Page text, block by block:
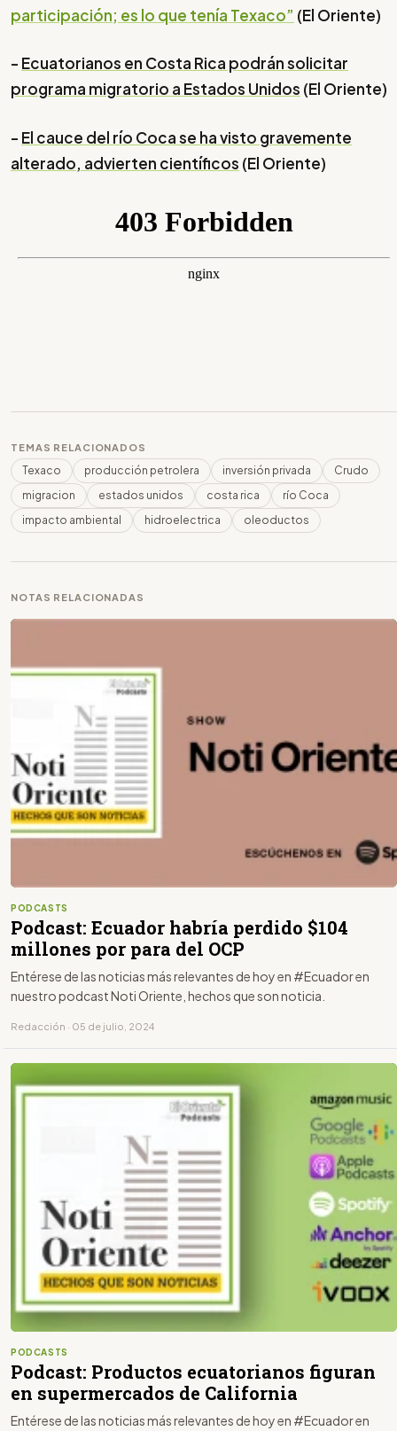
participación; es lo que tenía Texaco” (El Oriente)
- Ecuatorianos en Costa Rica podrán solicitar
programa migratorio a Estados Unidos (El Oriente)
- El cauce del río Coca se ha visto gravemente
alterado, advierten científicos (El Oriente)
TEMAS RELACIONADOS
Texaco producción petrolera inversión privada
Crudo
migracion
estados unidos costa rica
río Coca
impacto ambiental
hidroelectrica oleoductos
NOTAS RELACIONADAS
PODCASTS
Podcast: Ecuador habría perdido $104
millones por para del OCP
Entérese de las noticias más relevantes de hoy en #Ecuador en
nuestro podcast Noti Oriente, hechos que son noticia.
Redacción · 05 de julio, 2024
PODCASTS
Podcast: Productos ecuatorianos figuran
en supermercados de California
Entérese de las noticias más relevantes de hoy en #Ecuador en